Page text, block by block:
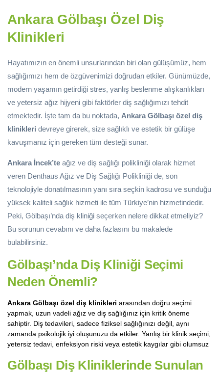
Ankara Gölbaşı Özel Diş
Klinikleri
Hayatımızın en önemli unsurlarından biri olan gülüşümüz, hem
sağlığımızı hem de özgüvenimizi doğrudan etkiler. Günümüzde,
modern yaşamın getirdiği stres, yanlış beslenme alışkanlıkları
ve yetersiz ağız hijyeni gibi faktörler diş sağlığımızı tehdit
etmektedir. İşte tam da bu noktada, Ankara Gölbaşı özel diş
klinikleri devreye girerek, size sağlıklı ve estetik bir gülüşe
kavuşmanız için gereken tüm desteği sunar.
Ankara İncek’te ağız ve diş sağlığı polikliniği olarak hizmet
veren Denthaus Ağız ve Diş Sağlığı Polikliniği de, son
teknolojiyle donatılmasının yanı sıra seçkin kadrosu ve sunduğu
yüksek kaliteli sağlık hizmeti ile tüm Türkiye’nin hizmetindedir.
Peki, Gölbaşı’nda diş kliniği seçerken nelere dikkat etmeliyiz?
Bu sorunun cevabını ve daha fazlasını bu makalede
bulabilirsiniz.
Gölbaşı’nda Diş Kliniği Seçimi
Neden Önemli?
Ankara Gölbaşı özel diş klinikleri arasından doğru seçimi
yapmak, uzun vadeli ağız ve diş sağlığınız için kritik öneme
sahiptir. Diş tedavileri, sadece fiziksel sağlığınızı değil, aynı
zamanda psikolojik iyi oluşunuzu da etkiler. Yanlış bir klinik seçimi,
yetersiz tedavi, enfeksiyon riski veya estetik kaygılar gibi olumsuz
Gölbaşı Diş Kliniklerinde Sunulan